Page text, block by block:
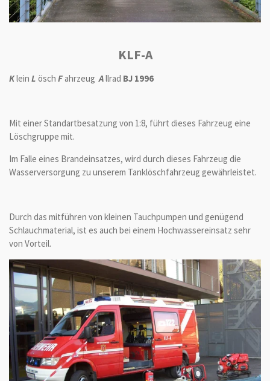
KLF-A
Klein L ösch F ahrzeugAllrad BJ 1996
Mit einer Standartbesatzung von 1:8, führt dieses Fahrzeug eine
Löschgruppe mit.
Im Falle eines Brandeinsatzes, wird durch dieses Fahrzeug die
Wasserversorgung zu unserem Tanklöschfahrzeug gewährleistet.
Durch das mitführen von kleinen Tauchpumpen und genügend
Schlauchmaterial, ist es auch bei einem Hochwassereinsatz sehr
von Vorteil.